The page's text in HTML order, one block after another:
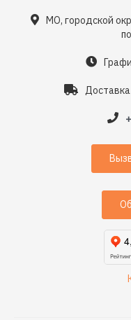
МО, городской